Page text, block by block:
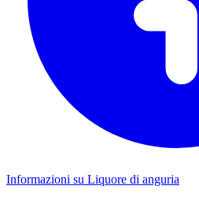
Informazioni su Liquore di anguria